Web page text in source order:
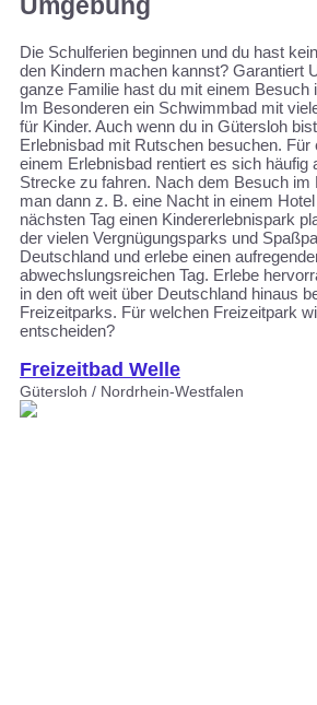
Die Schulferien beginnen und du hast
den Kindern machen kannst? Garantiert
ganze Familie hast du mit einem Besuch
Im Besonderen ein Schwimmbad mit
für Kinder. Auch wenn du in Gütersloh
Erlebnisbad mit Rutschen besuchen. Für
einem Erlebnisbad rentiert es sich häufig
Strecke zu fahren. Nach dem Besuch im
man dann z. B. eine Nacht in einem
nächsten Tag einen Kindererlebnispark
der vielen Vergnügungsparks und
Deutschland und erlebe einen
abwechslungsreichen Tag. Erlebe
in den oft weit über Deutschland hinaus
Freizeitparks. Für welchen Freizeitpark
entscheiden?
Freizeitbad Welle
Gütersloh / Nordrhein-Westfalen